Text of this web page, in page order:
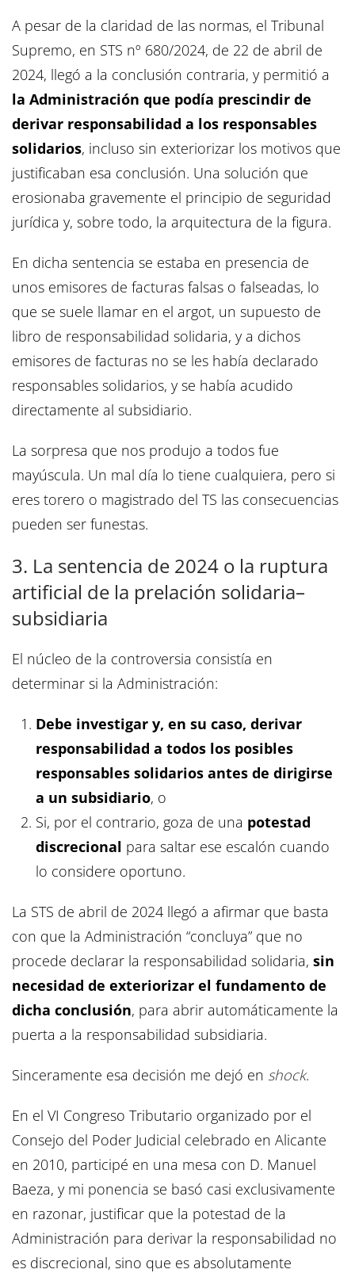
A pesar de la claridad de las normas, el Tribunal
Supremo, en STS nº 680/2024, de 22 de abril de
2024, llegó a la conclusión contraria, y permitió a
la Administración que podía prescindir de
derivar responsabilidad a los responsables
solidarios, incluso sin exteriorizar los motivos que
justificaban esa conclusión. Una solución que
erosionaba gravemente el principio de seguridad
jurídica y, sobre todo, la arquitectura de la figura.
En dicha sentencia se estaba en presencia de
unos emisores de facturas falsas o falseadas, lo
que se suele llamar en el argot, un supuesto de
libro de responsabilidad solidaria, y a dichos
emisores de facturas no se les había declarado
responsables solidarios, y se había acudido
directamente al subsidiario.
La sorpresa que nos produjo a todos fue
mayúscula. Un mal día lo tiene cualquiera, pero si
eres torero o magistrado del TS las consecuencias
pueden ser funestas.
3. La sentencia de 2024 o la ruptura
artificial de la prelación solidaria–
subsidiaria
El núcleo de la controversia consistía en
determinar si la Administración:
Debe investigar y, en su caso, derivar
responsabilidad a todos los posibles
responsables solidarios antes de dirigirse
a un subsidiario, o
Si, por el contrario, goza de una potestad
discrecional para saltar ese escalón cuando
lo considere oportuno.
La STS de abril de 2024 llegó a afirmar que basta
con que la Administración “concluya” que no
procede declarar la responsabilidad solidaria, sin
necesidad de exteriorizar el fundamento de
dicha conclusión, para abrir automáticamente la
puerta a la responsabilidad subsidiaria.
Sinceramente esa decisión me dejó en shock.
En el VI Congreso Tributario organizado por el
Consejo del Poder Judicial celebrado en Alicante
en 2010, participé en una mesa con D. Manuel
Baeza, y mi ponencia se basó casi exclusivamente
en razonar, justificar que la potestad de la
Administración para derivar la responsabilidad no
es discrecional, sino que es absolutamente